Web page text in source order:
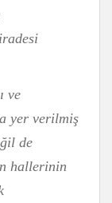
ve
yer verilmiş
de
hallerinin